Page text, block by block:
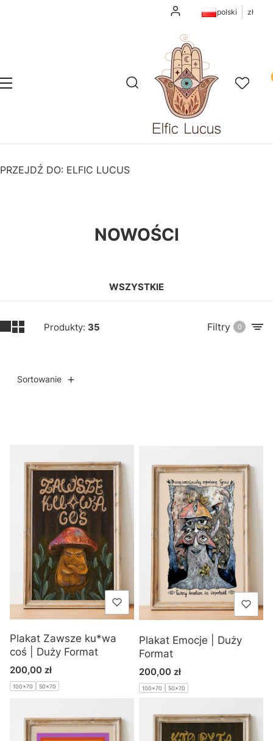
Zaloguj siępolski zł
Menu Otwórz wyszukiwarkę
Szukaj Ulubione
PRZEJDŹ DO: ELFIC LUCUS
NOWOŚCI
WSZYSTKIE
Produkty: 35 Filtry 0
Sortowanie
Plakat Zawsze ku*wa
coś | Duży Format
Cena
200,00 zł
100x70 50x70
Plakat Emocje | Duży
Format
Cena
200,00 zł
100x70 50x70